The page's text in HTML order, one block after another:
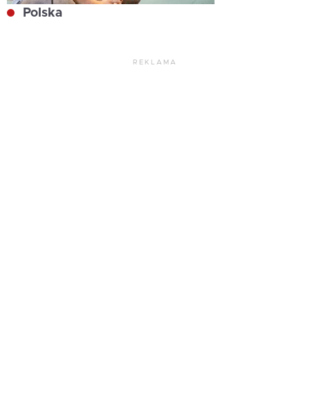
Polska
REKLAMA